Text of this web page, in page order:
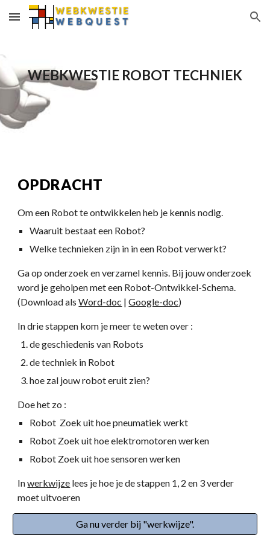
Skip to main content Skip to navigation
WEBKWESTIE ROBOT TECHNIEK
OPDRACHT
Om een Robot te ontwikkelen heb je kennis nodig.
Waaruit bestaat een Robot?
Welke technieken zijn in in een Robot verwerkt?
Ga op onderzoek en verzamel kennis. Bij jouw onderzoek
word je geholpen met een Robot-Ontwikkel-Schema.
(Download als Word-doc | Google-doc)
In drie stappen kom je meer te weten over :
de geschiedenis van Robots
de techniek in Robot
hoe zal jouw robot eruit zien?
Doe het zo :
Robot  Zoek uit hoe pneumatiek werkt
Robot Zoek uit hoe elektromotoren werken
Robot Zoek uit hoe sensoren werken
In werkwijze lees je hoe je de stappen 1, 2 en 3 verder
moet uitvoeren
Ga nu verder bij "werkwijze".